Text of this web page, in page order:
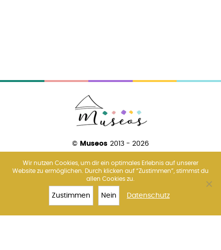
FAMILIA
TICKETS
© Museos 2013 - 2026
Amsterdam Barcelona
Florenz
Madrid
Paris Rom Venedig
Wir nutzen Cookies, um dir ein optimales Erlebnis auf unserer
Website zu ermöglichen. Durch klicken auf “Zustimmen”, stimmst du
allen Cookies zu.
Zustimmen Nein Datenschutz